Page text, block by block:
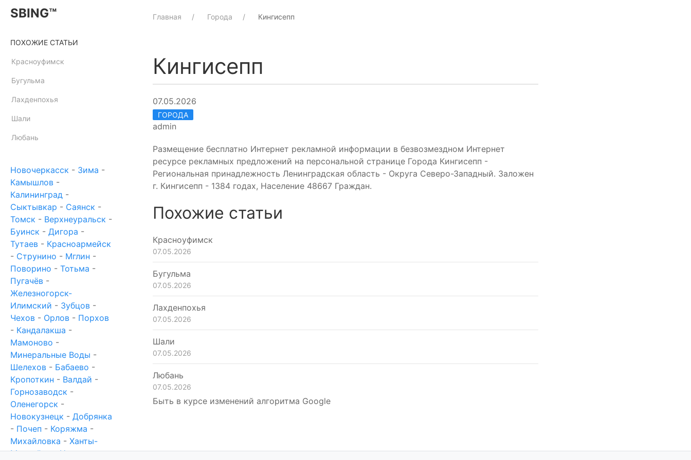
SBING™
ПОХОЖИЕ СТАТЬИ
Красноуфимск
Бугульма
Лахденпохья
Шали
Любань
Новочеркасск - Зима -
Камышлов -
Калининград -
Сыктывкар - Саянск -
Томск - Верхнеуральск -
Буинск - Дигора -
Тутаев - Красноармейск
- Струнино - Мглин -
Поворино - Тотьма -
Пугачёв -
Железногорск-
Илимский - Зубцов -
Чехов - Орлов - Порхов
- Кандалакша -
Мамоново -
Минеральные Воды -
Шелехов - Бабаево -
Кропоткин - Валдай -
Горнозаводск -
Оленегорск -
Новокузнецк - Добрянка
- Почеп - Коряжма -
Михайловка - Ханты-
Мансийск-Новотроицк
Главная Города Кингисепп
Кингисепп
07.05.2026
ГОРОДА
admin
Размещение бесплатно Интернет рекламной информации в безвозмездном Интернет
ресурсе рекламных предложений на персональной странице Города Кингисепп -
Региональная принадлежность Ленинградская область - Округа Северо-Западный. Заложен
г. Кингисепп - 1384 годах, Население 48667 Граждан.
Похожие статьи
Красноуфимск
07.05.2026
Бугульма
07.05.2026
Лахденпохья
07.05.2026
Шали
07.05.2026
Любань
07.05.2026
Быть в курсе изменений алгоритма Google